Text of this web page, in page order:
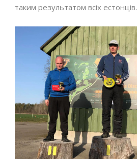
таким результатом всіх естонців.